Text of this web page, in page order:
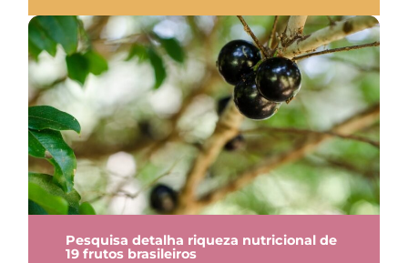
Pesquisa detalha riqueza nutricional de
19 frutos brasileiros